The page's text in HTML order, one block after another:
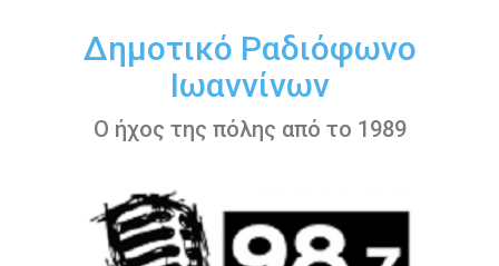
περιεχόμενοΔημοτικό Ραδιόφωνο
Ιωαννίνων
Ο ήχος της πόλης από το 1989